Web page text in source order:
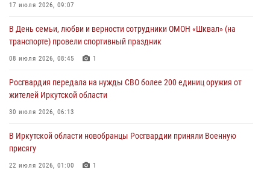
Росгвардия передала на нужды СВО более 200 единиц оружия от
30 июля 2026, 06:13
При силовой поддержке СОБР Росгвардии в Иркутской области
30 июля 2026, 04:19
В честь 10-летия Росгвардии сотрудники вневедомственной охраны
в ведомстве
29 июля 2026, 03:44
17 июля 2026, 09:07
В День семьи, любви и верности сотрудники ОМОН «Шквал» (на
транспорте) провели спортивный праздник
08 июля 2026, 08:45 1
Росгвардия передала на нужды СВО более 200 единиц оружия от
жителей Иркутской области
30 июля 2026, 06:13
В Иркутской области новобранцы Росгвардии приняли Военную
присягу
22 июля 2026, 01:00 1